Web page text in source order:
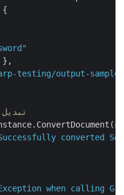
testing/output-
//
converted
when calling